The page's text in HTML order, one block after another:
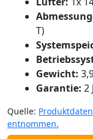
T)
Gewicht:
Garantie: 2
Quelle:
entnommen.